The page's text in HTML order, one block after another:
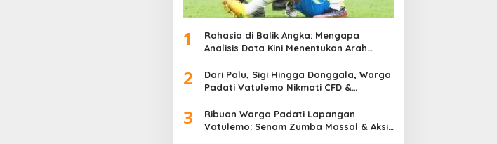
1
Rahasia di Balik Angka: Mengapa
Analisis Data Kini Menentukan Arah
2
Dari Palu, Sigi Hingga Donggala, Warga
Padati Vatulemo Nikmati CFD &
3
Ribuan Warga Padati Lapangan
Vatulemo: Senam Zumba Massal & Aksi